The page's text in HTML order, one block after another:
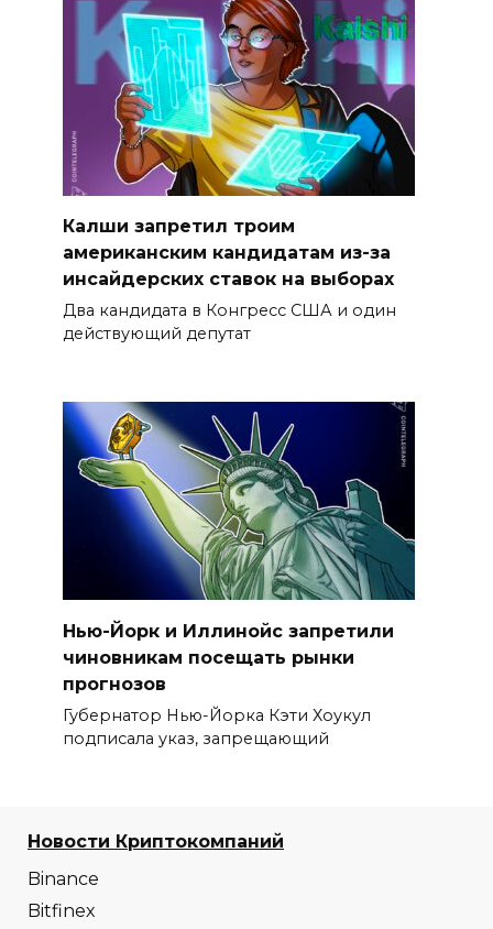
Калши запретил троим
американским кандидатам из-за
инсайдерских ставок на выборах
Два кандидата в Конгресс США и один
действующий депутат
Нью-Йорк и Иллинойс запретили
чиновникам посещать рынки
прогнозов
Губернатор Нью-Йорка Кэти Хоукул
подписала указ, запрещающий
Новости Криптокомпаний
Binance
Bitfinex